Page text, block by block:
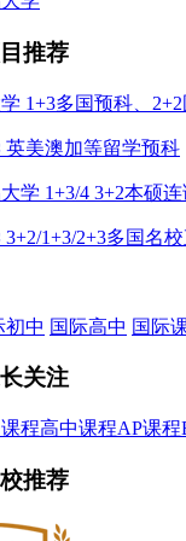
推荐
1+3多国预科、
英美澳加等留学预科
学 1+3/4 3+2本硕
1+3/2+3多国名
初中 国际高中 国际
关注
程高中课程AP课程
推荐